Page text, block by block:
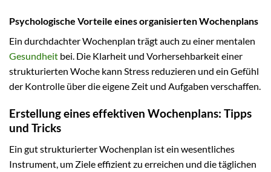
Psychologische Vorteile eines organisierten Wochenplans
Ein durchdachter Wochenplan trägt auch zu einer mentalen
Gesundheit bei. Die Klarheit und Vorhersehbarkeit einer
strukturierten Woche kann Stress reduzieren und ein Gefühl
der Kontrolle über die eigene Zeit und Aufgaben verschaffen.
Erstellung eines effektiven Wochenplans: Tipps
und Tricks
Ein gut strukturierter Wochenplan ist ein wesentliches
Instrument, um Ziele effizient zu erreichen und die täglichen